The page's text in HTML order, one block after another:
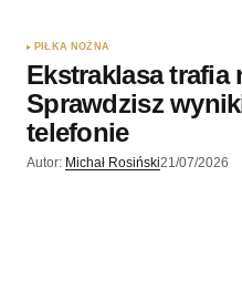
PIŁKA NOŻNA
Ekstraklasa trafia
Sprawdzisz
telefonie
Autor: Michał Rosiński21/07/2026